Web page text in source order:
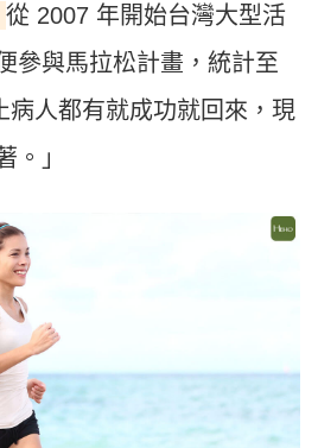
從 2007 年開始台灣大型活
參與馬拉松計畫，統計至
病人都有就成功就回來，現
。」